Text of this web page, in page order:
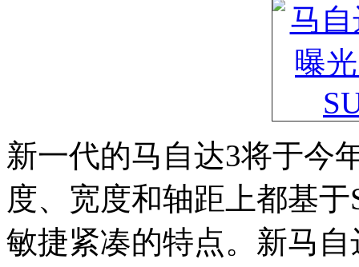
新一代的马自达3将于今
度、宽度和轴距上都基
敏捷紧凑的特点。新马